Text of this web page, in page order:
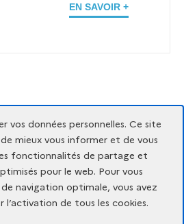
EN SAVOIR +
RESSOURCES
vos données personnelles. Ce site
mieux vous informer et de vous
fonctionnalités de partage et
pour le web. Pour vous
navigation optimale, vous avez
l’activation de tous les cookies.